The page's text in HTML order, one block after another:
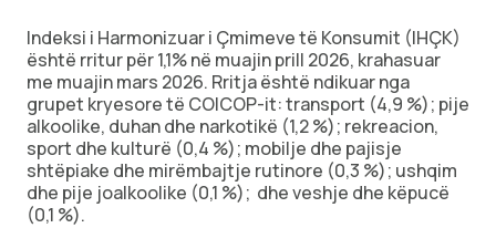
Indeksi i Harmonizuar i Çmimeve të Konsumit (IHÇK)
është rritur për 1,1% në muajin prill 2026, krahasuar
me muajin mars 2026. Rritja është ndikuar nga
grupet kryesore të COICOP-it: transport (4,9 %); pije
alkoolike, duhan dhe narkotikë (1,2 %); rekreacion,
sport dhe kulturë (0,4 %); mobilje dhe pajisje
shtëpiake dhe mirëmbajtje rutinore (0,3 %); ushqim
dhe pije joalkoolike (0,1 %); dhe veshje dhe këpucë
(0,1 %).